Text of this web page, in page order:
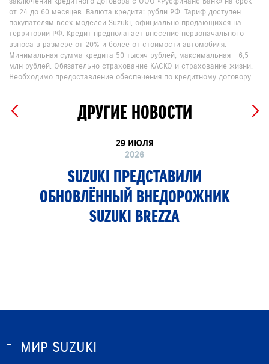
от 24 до 60 месяцев. Валюта кредита: рубли РФ. Тариф доступен
покупателям всех моделей Suzuki, официально продающихся на
территории РФ. Кредит предполагает внесение первоначального
взноса в размере от 20% и более от стоимости автомобиля.
Минимальная сумма кредита 50 тысяч рублей, максимальная – 6,5
млн рублей. Обязательно страхование КАСКО и страхование жизни.
Необходимо предоставление обеспечения по кредитному договору.
ДРУГИЕ НОВОСТИ
29 ИЮЛЯ
2026
SUZUKI ПРЕДСТАВИЛИ
ОБНОВЛЁННЫЙ ВНЕДОРОЖНИК
SUZUKI BREZZA
МИР SUZUKI